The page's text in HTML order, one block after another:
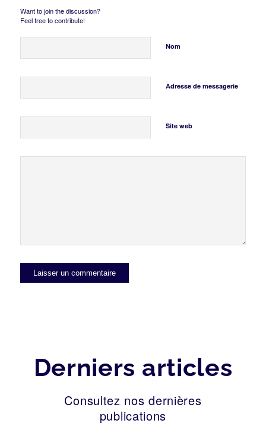
Want to join the discussion?
Feel free to contribute!
Nom
Adresse de messagerie
Site web
Derniers articles
Consultez nos dernières
publications